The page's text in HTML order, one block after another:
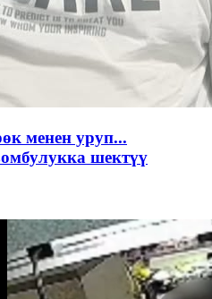
менен уруп...
шектүү